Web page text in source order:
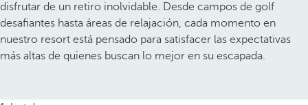
disfrutar de un retiro inolvidable. Desde campos de golf
desafiantes hasta áreas de relajación, cada momento en
nuestro resort está pensado para satisfacer las expectativas
más altas de quienes buscan lo mejor en su escapada.